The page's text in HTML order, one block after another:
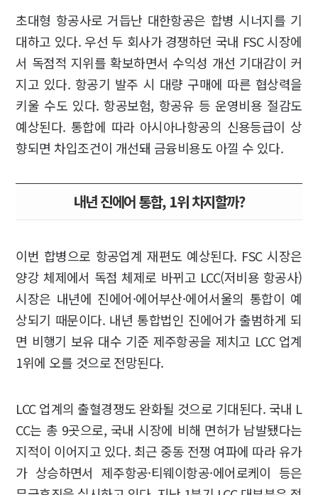
초대형 항공사로 거듭난 대한항공은 합병 시너지를 기
대하고 있다. 우선 두 회사가 경쟁하던 국내 FSC 시장에
서 독점적 지위를 확보하면서 수익성 개선 기대감이 커
지고 있다. 항공기 발주 시 대량 구매에 따른 협상력을
키울 수도 있다. 항공보험, 항공유 등 운영비용 절감도
예상된다. 통합에 따라 아시아나항공의 신용등급이 상
향되면 차입조건이 개선돼 금융비용도 아낄 수 있다.
내년 진에어 통합, 1위 차지할까?
이번 합병으로 항공업계 재편도 예상된다. FSC 시장은
양강 체제에서 독점 체제로 바뀌고 LCC(저비용 항공사)
시장은 내년에 진에어·에어부산·에어서울의 통합이 예
상되기 때문이다. 내년 통합법인 진에어가 출범하게 되
면 비행기 보유 대수 기준 제주항공을 제치고 LCC 업계
1위에 오를 것으로 전망된다.
LCC 업계의 출혈경쟁도 완화될 것으로 기대된다. 국내 L
CC는 총 9곳으로, 국내 시장에 비해 면허가 남발됐다는
지적이 이어지고 있다. 최근 중동 전쟁 여파에 따라 유가
가 상승하면서 제주항공·티웨이항공·에어로케이 등은